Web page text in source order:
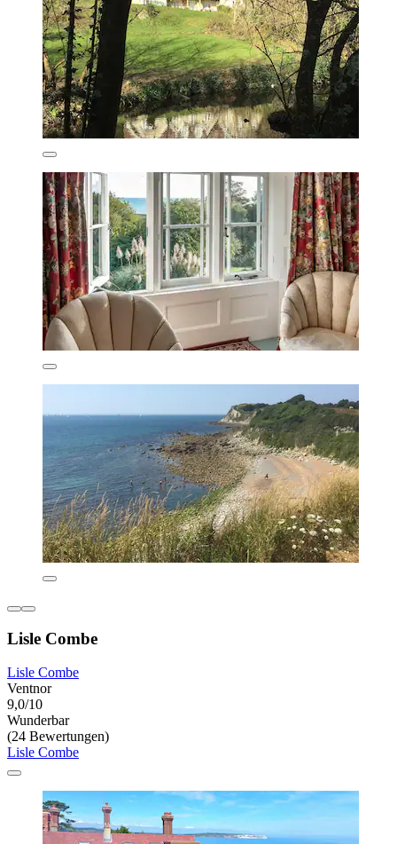
Lisle Combe
Lisle Combe
Ventnor
9,0/10
Wunderbar
(24 Bewertungen)
Lisle Combe